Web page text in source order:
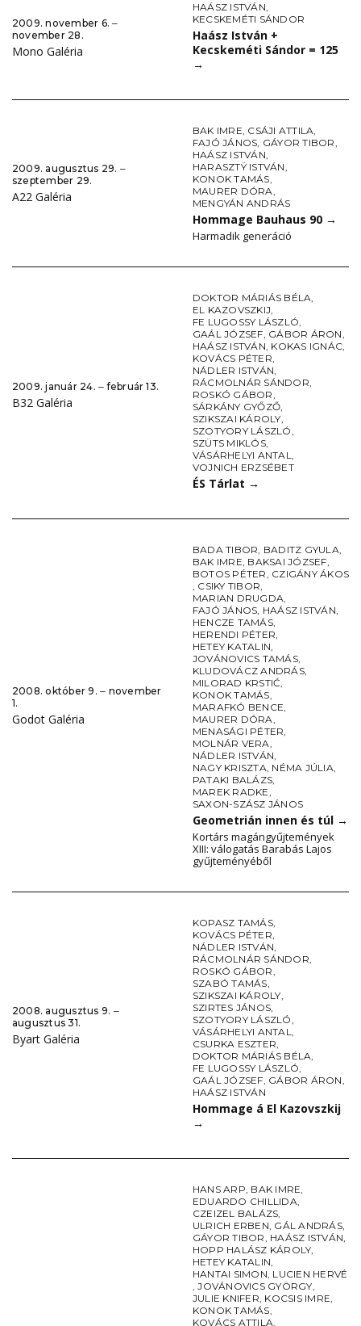
2009. november 6. ‒
november 28.
Mono Galéria
HAÁSZ ISTVÁN,
KECSKEMÉTI SÁNDOR
Haász István +
Kecskeméti Sándor = 125
→
2009. augusztus 29. ‒
szeptember 29.
A22 Galéria
BAK IMRE, CSÁJI ATTILA,
FAJÓ JÁNOS, GÁYOR TIBOR,
HAÁSZ ISTVÁN,
HARASZTŸ ISTVÁN,
KONOK TAMÁS,
MAURER DÓRA,
MENGYÁN ANDRÁS
Hommage Bauhaus 90 →
Harmadik generáció
2009. január 24. ‒ február 13.
B32 Galéria
DOKTOR MÁRIÁS BÉLA,
EL KAZOVSZKIJ,
FE LUGOSSY LÁSZLÓ,
GAÁL JÓZSEF, GÁBOR ÁRON,
HAÁSZ ISTVÁN, KOKAS IGNÁC,
KOVÁCS PÉTER,
NÁDLER ISTVÁN,
RÁCMOLNÁR SÁNDOR,
ROSKÓ GÁBOR,
SÁRKÁNY GYŐZŐ,
SZIKSZAI KÁROLY,
SZOTYORY LÁSZLÓ,
SZÜTS MIKLÓS,
VÁSÁRHELYI ANTAL,
VOJNICH ERZSÉBET
ÉS Tárlat →
2008. október 9. ‒ november
1.
Godot Galéria
BADA TIBOR, BADITZ GYULA,
BAK IMRE, BAKSAI JÓZSEF,
BOTOS PÉTER, CZIGÁNY ÁKOS
, CSIKY TIBOR,
MARIAN DRUGDA,
FAJÓ JÁNOS, HAÁSZ ISTVÁN,
HENCZE TAMÁS,
HERENDI PÉTER,
HETEY KATALIN,
JOVÁNOVICS TAMÁS,
KLUDOVÁCZ ANDRÁS,
MILORAD KRSTIĆ,
KONOK TAMÁS,
MARAFKÓ BENCE,
MAURER DÓRA,
MENASÁGI PÉTER,
MOLNÁR VERA,
NÁDLER ISTVÁN,
NAGY KRISZTA, NÉMA JÚLIA,
PATAKI BALÁZS,
MAREK RADKE,
SAXON-SZÁSZ JÁNOS
Geometrián innen és túl →
Kortárs magángyűjtemények
XIII: válogatás Barabás Lajos
gyűjteményéből
2008. augusztus 9. ‒
augusztus 31.
Byart Galéria
KOPASZ TAMÁS,
KOVÁCS PÉTER,
NÁDLER ISTVÁN,
RÁCMOLNÁR SÁNDOR,
ROSKÓ GÁBOR,
SZABÓ TAMÁS,
SZIKSZAI KÁROLY,
SZIRTES JÁNOS,
SZOTYORY LÁSZLÓ,
VÁSÁRHELYI ANTAL,
CSURKA ESZTER,
DOKTOR MÁRIÁS BÉLA,
FE LUGOSSY LÁSZLÓ,
GAÁL JÓZSEF, GÁBOR ÁRON,
HAÁSZ ISTVÁN
Hommage á El Kazovszkij
→
HANS ARP, BAK IMRE,
EDUARDO CHILLIDA,
CZEIZEL BALÁZS,
ULRICH ERBEN, GÁL ANDRÁS,
GÁYOR TIBOR, HAÁSZ ISTVÁN,
HOPP HALÁSZ KÁROLY,
HETEY KATALIN,
HANTAI SIMON, LUCIEN HERVÉ
,JOVÁNOVICS GYÖRGY,
JULIE KNIFER, KOCSIS IMRE,
KONOK TAMÁS,
KOVÁCS ATTILA,